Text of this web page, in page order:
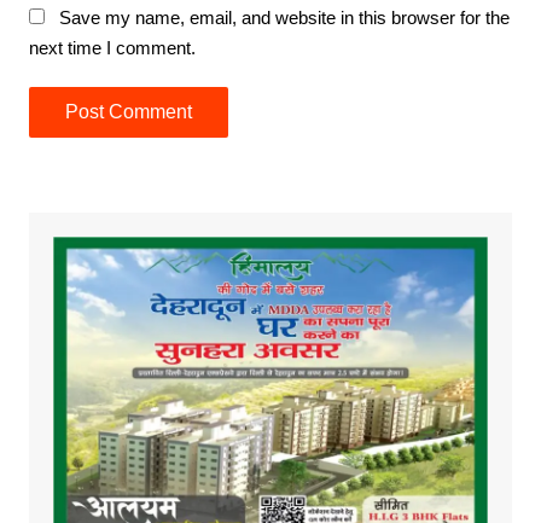
Save my name, email, and website in this browser for the
next time I comment.